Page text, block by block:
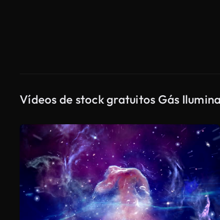
Vídeos de stock gratuitos Gás